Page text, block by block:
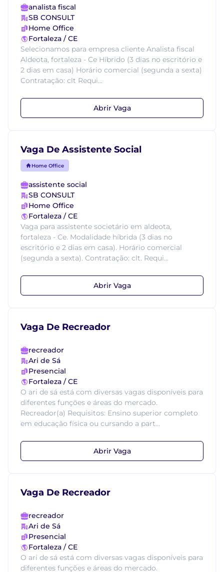
analista fiscal
SB CONSULT
Home Office
Fortaleza / CE
Selecionamos para empresa cliente Analista fiscal
Aldeota, fortaleza - Ce Híbrido (3 dias no escritório e
2 dias em casa) Horário comercial (segunda a sexta)
Contratação: clt Requi...
Abrir Vaga
Vaga De Assistente Social
Home Office
assistente social
SB CONSULT
Home Office
Fortaleza / CE
Vaga para assistente societário em aldeota,
fortaleza - Ce. Modalidade híbrida (3 dias no
escritório e 2 dias em casa). Horário comercial
(segunda a sexta). Contratação: clt. Requi...
Abrir Vaga
Vaga De Recreador
recreador
Ari de Sá
Presencial
Fortaleza / CE
O ari de sá está com diversas vagas disponíveis para
diferentes funções e áreas do mercado.
Recreador(a) Requisitos: Ensino superior completo
em educação física ou cursando a part...
Abrir Vaga
Vaga De Recreador
recreador
Ari de Sá
Presencial
Fortaleza / CE
O ari de sá está com diversas vagas disponíveis para
diferentes funções e áreas do mercado.